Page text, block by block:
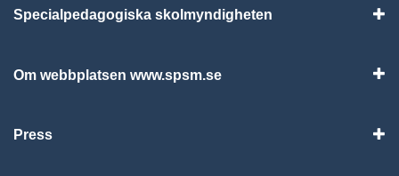
Specialpedagogiska skolmyndigheten
Om webbplatsen www.spsm.se
Press